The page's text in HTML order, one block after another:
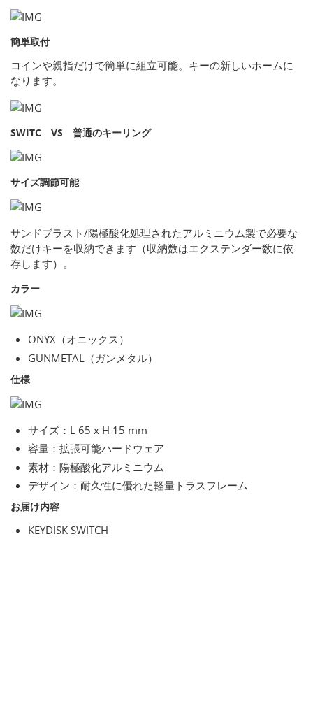
簡単取付
コインや親指だけで簡単に組立可能。キーの新しいホームに
なります。
SWITC VS 普通のキーリング
サイズ調節可能
サンドブラスト/陽極酸化処理されたアルミニウム製で必要な
数だけキーを収納できます（収納数はエクステンダー数に依
存します）。
カラー
ONYX（オニックス）
GUNMETAL（ガンメタル）
仕様
サイズ：L 65 x H 15 mm
容量：拡張可能ハードウェア
素材：陽極酸化アルミニウム
デザイン：耐久性に優れた軽量トラスフレーム
お届け内容
KEYDISK SWITCH